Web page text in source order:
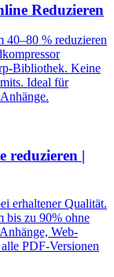
Reduzieren
40–80 % reduzieren
Bibliothek. Keine
Ideal für
reduzieren |
erhaltener Qualität.
bis zu 90% ohne
Web-
PDF-Versionen